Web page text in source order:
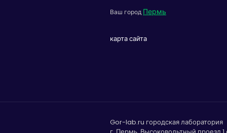
Ваш город Пермь
карта сайта
Gor-lab.ru городская лаборатория